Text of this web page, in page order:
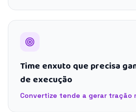
Time enxuto que precisa
de execução
Convertize tende a gerar tração